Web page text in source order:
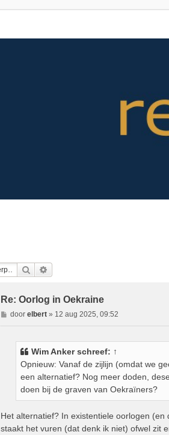
Zoek
Re: Oorlog in Oekraine
B
e
door elbert» 12 aug 2025, 09:52
Wim Ankerschreef: ↑
Opnieuw: Vanaf de zijlijn (omdat we
een alternatief? Nog meer doden,
doen bij de graven van Oekraïners?
Het alternatief? In existentiele oorlogen
staakt het vuren (dat denk ik niet) ofwel zit